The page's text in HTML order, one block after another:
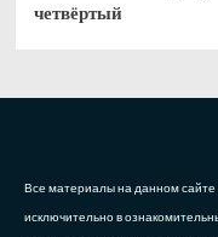
четвёртый
Все материалы на данном сайте
исключительно в